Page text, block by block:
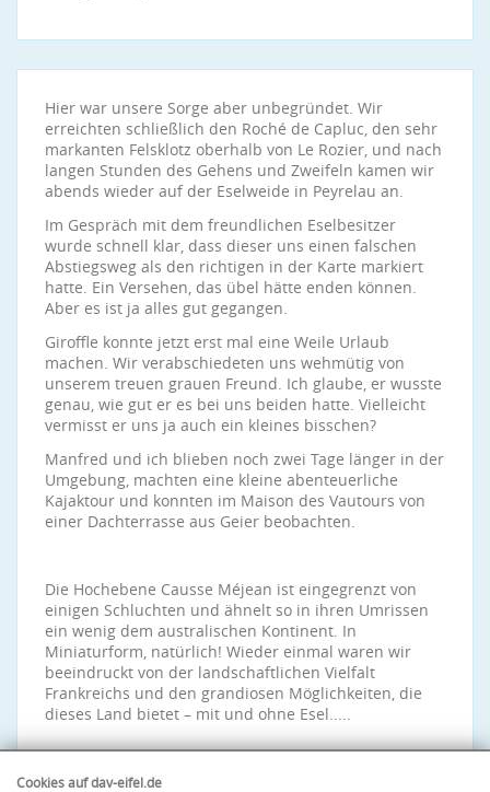
Hier war unsere Sorge aber unbegründet. Wir
erreichten schließlich den Roché de Capluc, den sehr
markanten Felsklotz oberhalb von Le Rozier, und nach
langen Stunden des Gehens und Zweifeln kamen wir
abends wieder auf der Eselweide in Peyrelau an.
Im Gespräch mit dem freundlichen Eselbesitzer
wurde schnell klar, dass dieser uns einen falschen
Abstiegsweg als den richtigen in der Karte markiert
hatte. Ein Versehen, das übel hätte enden können.
Aber es ist ja alles gut gegangen.
Giroffle konnte jetzt erst mal eine Weile Urlaub
machen. Wir verabschiedeten uns wehmütig von
unserem treuen grauen Freund. Ich glaube, er wusste
genau, wie gut er es bei uns beiden hatte. Vielleicht
vermisst er uns ja auch ein kleines bisschen?
Manfred und ich blieben noch zwei Tage länger in der
Umgebung, machten eine kleine abenteuerliche
Kajaktour und konnten im Maison des Vautours von
einer Dachterrasse aus Geier beobachten.
Die Hochebene Causse Méjean ist eingegrenzt von
einigen Schluchten und ähnelt so in ihren Umrissen
ein wenig dem australischen Kontinent. In
Miniaturform, natürlich! Wieder einmal waren wir
beeindruckt von der landschaftlichen Vielfalt
Frankreichs und den grandiosen Möglichkeiten, die
dieses Land bietet – mit und ohne Esel.....
Cookies auf dav-eifel.de